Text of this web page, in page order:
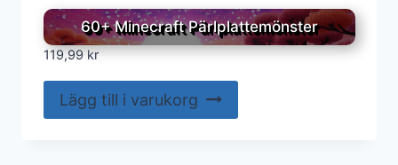
60+ Minecraft Pärlplattemönster
119,99kr
Lägg till i varukorg